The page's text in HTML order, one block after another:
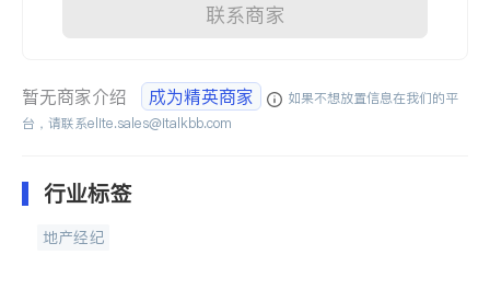
联系商家
暂无商家介绍 成为精英商家
如果不想放置信息在我们的平
台，请联系elite.sales@italkbb.com
行业标签
地产经纪